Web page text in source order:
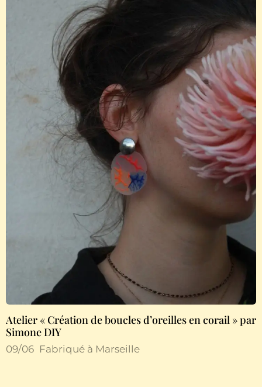
Atelier « Création de boucles d’oreilles en corail » par
Simone DIY
09/06 Fabriqué à Marseille